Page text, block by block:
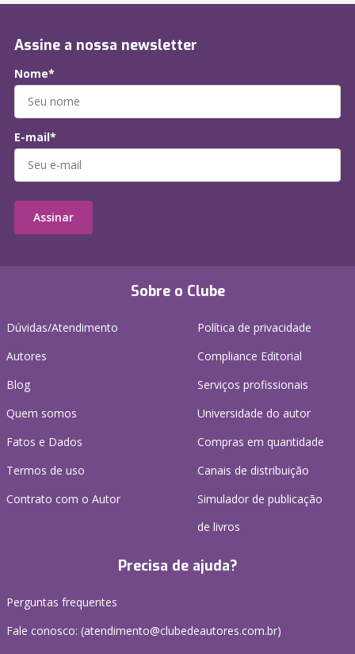
Sobre o Clube
Dúvidas/Atendimento
Autores
Blog
Quem somos
Fatos e Dados
Termos de uso
Contrato com o Autor
Política de privacidade
Compliance Editorial
Serviços profissionais
Universidade do autor
Compras em quantidade
Canais de distribuição
Simulador de publicação
de livros
Precisa de ajuda?
Perguntas frequentes
Fale conosco: (atendimento@clubedeautores.com.br)
Assine a nossa newsletter
Nome*
E-mail*
Assinar